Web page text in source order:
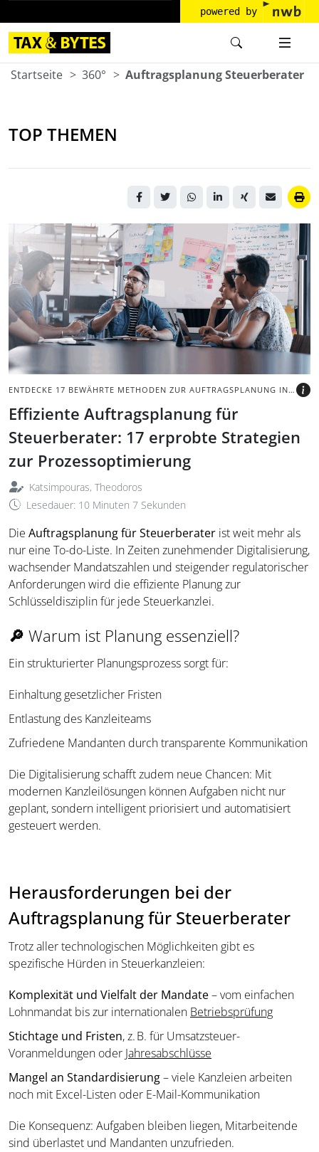
powered by
Startseite 360° Auftragsplanung Steuerberater
TOP THEMEN
ENTDECKE 17 BEWÄHRTE METHODEN ZUR AUFTRAGSPLANUNG IN STEUERBÜROS
Effiziente Auftragsplanung für
Steuerberater: 17 erprobte Strategien
zur Prozessoptimierung
Katsimpouras, Theodoros
Lesedauer: 10 Minuten 7 Sekunden
Ein Team aus fünf
Personen sitzt zusammen
am Tisch und macht die
Planung der anstehenden
Aufgaben.
BILD: @PIXDELUXE VIA
Die Auftragsplanung für Steuerberater ist weit mehr als
nur eine To-do-Liste. In Zeiten zunehmender Digitalisierung,
wachsender Mandatszahlen und steigender regulatorischer
Anforderungen wird die effiziente Planung zur
Schlüsseldisziplin für jede Steuerkanzlei.
🔎 Warum ist Planung essenziell?
Ein strukturierter Planungsprozess sorgt für:
Einhaltung gesetzlicher Fristen
Entlastung des Kanzleiteams
Zufriedene Mandanten durch transparente Kommunikation
Die Digitalisierung schafft zudem neue Chancen: Mit
modernen Kanzleilösungen können Aufgaben nicht nur
geplant, sondern intelligent priorisiert und automatisiert
gesteuert werden.
Herausforderungen bei der
Auftragsplanung für Steuerberater
Trotz aller technologischen Möglichkeiten gibt es
spezifische Hürden in Steuerkanzleien:
Komplexität und Vielfalt der Mandate– vom einfachen
Lohnmandat bis zur internationalen Betriebsprüfung
Stichtage und Fristen, z. B. für Umsatzsteuer-
Voranmeldungen oder Jahresabschlüsse
Mangel an Standardisierung– viele Kanzleien arbeiten
noch mit Excel-Listen oder E-Mail-Kommunikation
Die Konsequenz: Aufgaben bleiben liegen, Mitarbeitende
sind überlastet und Mandanten unzufrieden.